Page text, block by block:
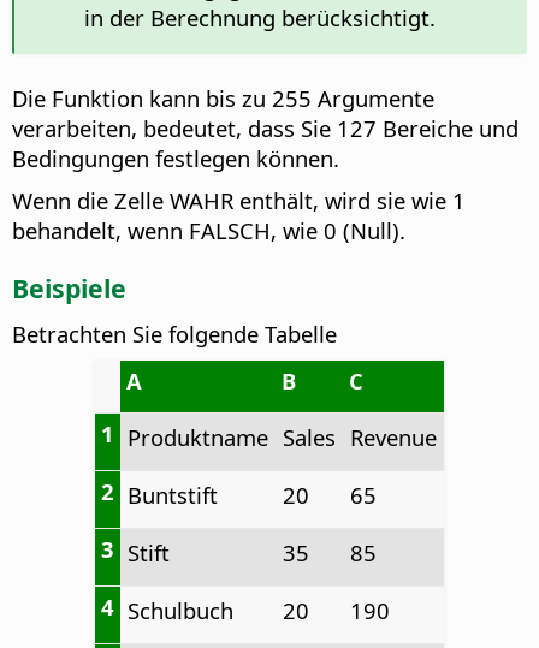
in der Berechnung berücksichtigt.
Die Funktion kann bis zu 255 Argumente
verarbeiten, bedeutet, dass Sie 127 Bereiche und
Bedingungen festlegen können.
Wenn die Zelle WAHR enthält, wird sie wie 1
behandelt, wenn FALSCH, wie 0 (Null).
Beispiele
Betrachten Sie folgende Tabelle
A
B
C
1 Produktname Sales Revenue
2 Buntstift 20
65
3 Stift 35
85
4 Schulbuch 20
190